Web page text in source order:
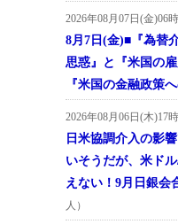
2026年08月07日(金)06
8月7日(金)■『為替
思惑』と『米国の
『米国の金融政策
2026年08月06日(木)17
日米協調介入の影
いそうだが、米ド
えない！9月日銀
人）